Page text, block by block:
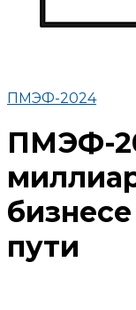
ПМЭФ-2024
ПМЭФ-
пути